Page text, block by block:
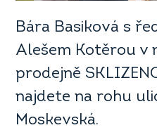
Bára Basiková s
Alešem Kotěrou v
prodejně
najdete na rohu
Moskevská.